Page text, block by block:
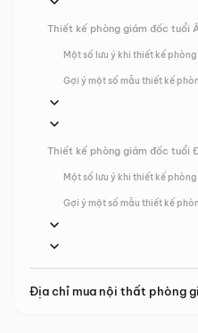
Thiết kế phòng giám đốc tuổi
Một số lưu ý khi thiết kế
Gợi ý một số mẫu thiết kế
Thiết kế phòng giám đốc tuổi
Một số lưu ý khi thiết kế
Gợi ý một số mẫu thiết kế
Địa chỉ mua nội thất phòng